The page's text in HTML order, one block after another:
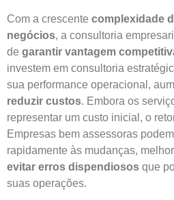
Com a crescente complexidade
negócios, a consultoria
de garantir vantagem
investem em consultoria
sua performance operacional,
reduzir custos. Embora os
representar um custo inicial, o
Empresas bem assessoras
rapidamente às mudanças,
evitar erros dispendiosos que
suas operações.